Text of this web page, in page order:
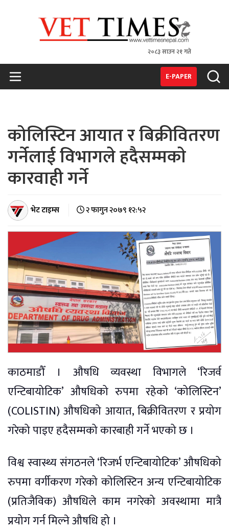
२०८३ साउन २१ गते
E-PAPER
कोलिस्टिन आयात र बिक्रीवितरण
गर्नेलाई विभागले हदैसम्मकाे
कारवाही गर्ने
भेट टाइम्स २ फागुन २०७९ १२:५२
काठमाडौँ । औषधि व्यवस्था विभागले ‘रिजर्व
एन्टिबायोटिक’ औषधिको रुपमा रहेको ‘कोलिस्टिन’
(COLISTIN) औषधिको आयात, बिक्रीवितरण र प्रयोग
गरेको पाइए हदैसम्मको कारबाही गर्ने भएको छ ।
विश्व स्वास्थ्य संगठनले ‘रिजर्भ एन्टिबायोटिक’ औषधिको
रुपमा वर्गीकरण गरेको कोलिस्टिन अन्य एन्टिबायोटिक
(प्रतिजैविक) औषधिले काम नगरेको अवस्थामा मात्रै
प्रयोग गर्न मिल्ने औषधि हो ।